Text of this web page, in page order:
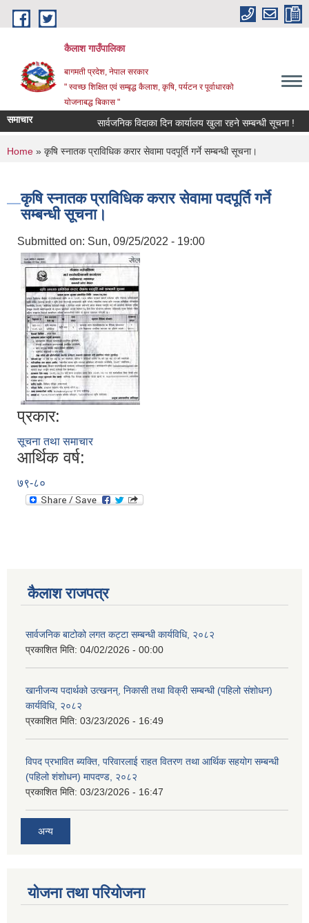
Skip to main content
कैलाश गाउँपालिका
बागमती प्रदेश, नेपाल सरकार
" स्वच्छ शिक्षित एवं सम्बृद्ध कैलाश, कृषि, पर्यटन र पूर्वाधारको
योजनाबद्ध बिकास "
समाचार सार्वजनिक विदाका दिन कार्यालय खुला रहने सम्बन्धी सूचना !
You are here
Home » कृषि स्नातक प्राविधिक करार सेवामा पदपूर्ति गर्ने सम्बन्धी सूचना।
कृषि स्नातक प्राविधिक करार सेवामा पदपूर्ति गर्ने
सम्बन्धी सूचना।
Submitted on: Sun, 09/25/2022 - 19:00
प्रकार:
सूचना तथा समाचार
आर्थिक वर्ष:
७९-८०
कैलाश राजपत्र
सार्वजनिक बाटोको लगत कट्टा सम्बन्धी कार्यविधि, २०८२
प्रकाशित मिति: 04/02/2026 - 00:00
खानीजन्य पदार्थको उत्खनन्, निकासी तथा विक्री सम्बन्धी (पहिलो संशोधन)
कार्यविधि, २०८२
प्रकाशित मिति: 03/23/2026 - 16:49
विपद प्रभावित ब्यक्ति, परिवारलाई राहत वितरण तथा आर्थिक सहयोग सम्बन्धी
(पहिलो शंशोधन) मापदण्ड, २०८२
प्रकाशित मिति: 03/23/2026 - 16:47
अन्य
योजना तथा परियोजना